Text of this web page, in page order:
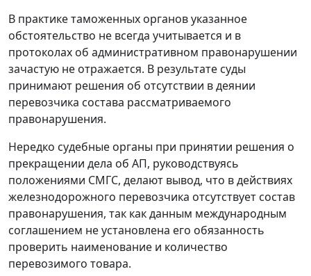
В практике таможенных органов указанное
обстоятельство не всегда учитывается и в
протоколах об административном правонарушении
зачастую не отражается. В результате суды
принимают решения об отсутствии в деянии
перевозчика состава рассматриваемого
правонарушения.
Нередко судебные органы при принятии решения о
прекращении дела об АП, руководствуясь
положениями СМГС, делают вывод, что в действиях
железнодорожного перевозчика отсутствует состав
правонарушения, так как данным международным
соглашением не установлена его обязанность
проверить наименование и количество
перевозимого товара.